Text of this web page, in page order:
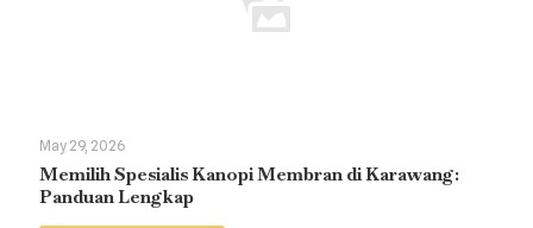
May 29, 2026
Memilih Spesialis Kanopi Membran di Karawang:
Panduan Lengkap